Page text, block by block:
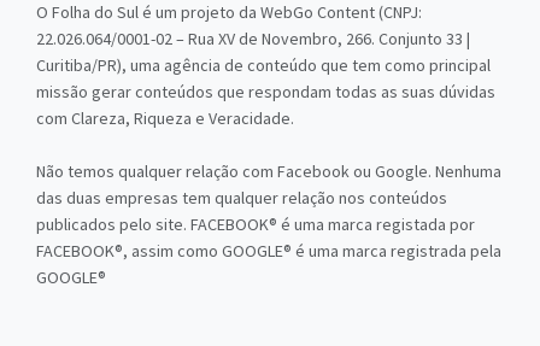
O Folha do Sul é um projeto da WebGo Content (CNPJ:
22.026.064/0001-02 – Rua XV de Novembro, 266. Conjunto 33 |
Curitiba/PR), uma agência de conteúdo que tem como principal
missão gerar conteúdos que respondam todas as suas dúvidas
com Clareza, Riqueza e Veracidade.
Não temos qualquer relação com Facebook ou Google. Nenhuma
das duas empresas tem qualquer relação nos conteúdos
publicados pelo site. FACEBOOK® é uma marca registada por
FACEBOOK®, assim como GOOGLE® é uma marca registrada pela
GOOGLE®